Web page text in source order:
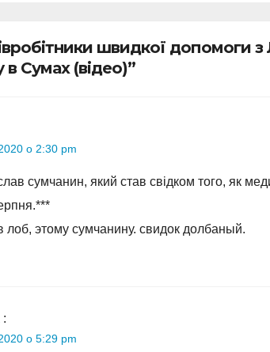
швидкої допомоги
Сумах (відео)”
о 2:30 pm
сумчанин, який став свідком того, як
лоб, этому сумчанину. свидок долбаный.
:
о 5:29 pm